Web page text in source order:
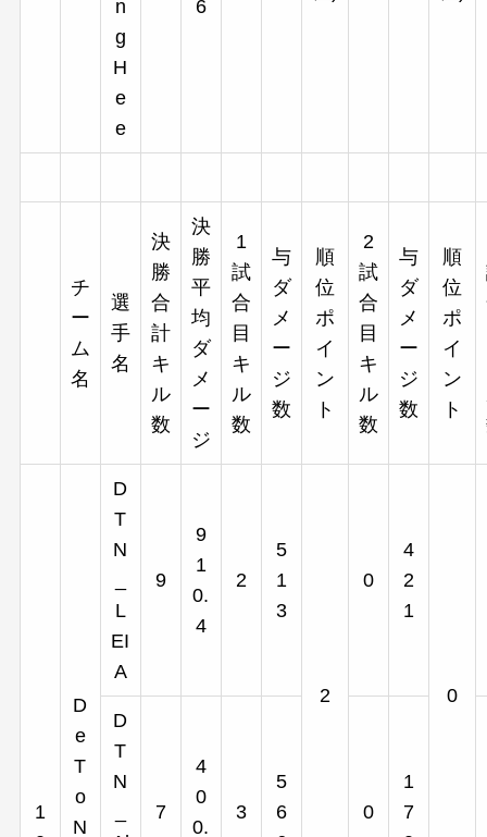
n
g
H
e
e
6
チ
ー
ム
名
選
手
名
決
勝
合
計
キ
ル
数
決
勝
平
均
ダ
メ
ー
ジ
1
試
合
目
キ
ル
数
与
ダ
メ
ー
ジ
数
順
位
ポ
イ
ン
ト
2
試
合
目
キ
ル
数
与
ダ
メ
ー
ジ
数
順
位
ポ
イ
ン
ト
1
D
e
T
o
N
D
T
N
L
EI
A
9
9
1
0.
4
2
5
1
3
2
0
4
2
1
0
D
T
N
7
4
0
0.
3
5
6
0
1
7